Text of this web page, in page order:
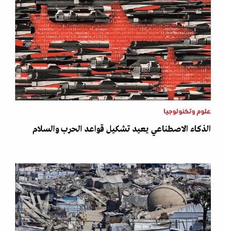
علوم وتكنولوجيا
الذكاء الاصطناعي يعيد تشكيل قواعد الحرب والسلام